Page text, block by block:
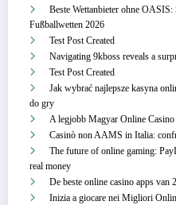
Beste Wettanbieter ohne
Fußballwetten 2026
Test Post Created
Navigating 9kboss reveals a
Test Post Created
Jak wybrać najlepsze kasyna
do gry
A legjobb Magyar Online
Casinò non AAMS in Italia:
The future of online gaming:
real money
De beste online casino apps van
Inizia a giocare nei Migliori